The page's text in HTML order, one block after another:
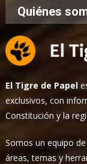
Quiénes
El Tigre de Papel
exclusivos, con
Constitución y la
Somos un equipo
áreas, temas y